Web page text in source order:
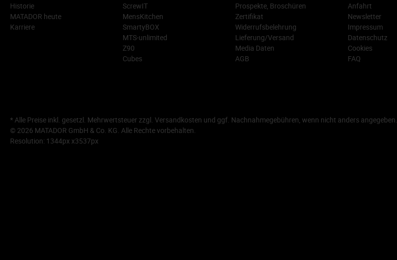
Historie
MATADOR heute
Karriere
ScrewIT
MensKitchen
SmartyBOX
MTS-unlimited
Z90
Cubes
Prospekte, Broschüren
Zertifikat
Widerrufsbelehrung
Lieferung/Versand
Media Daten
AGB
Anfahrt
Newsletter
Impressum
Datenschutz
Cookies
FAQ
* Alle Preise inkl. gesetzl. Mehrwertsteuer zzgl. Versandkosten und ggf. Nachnahmegebühren, wenn nicht anders angegeben.
© 2026 MATADOR GmbH & Co. KG. Alle Rechte vorbehalten.
Resolution: 1344px x3537px